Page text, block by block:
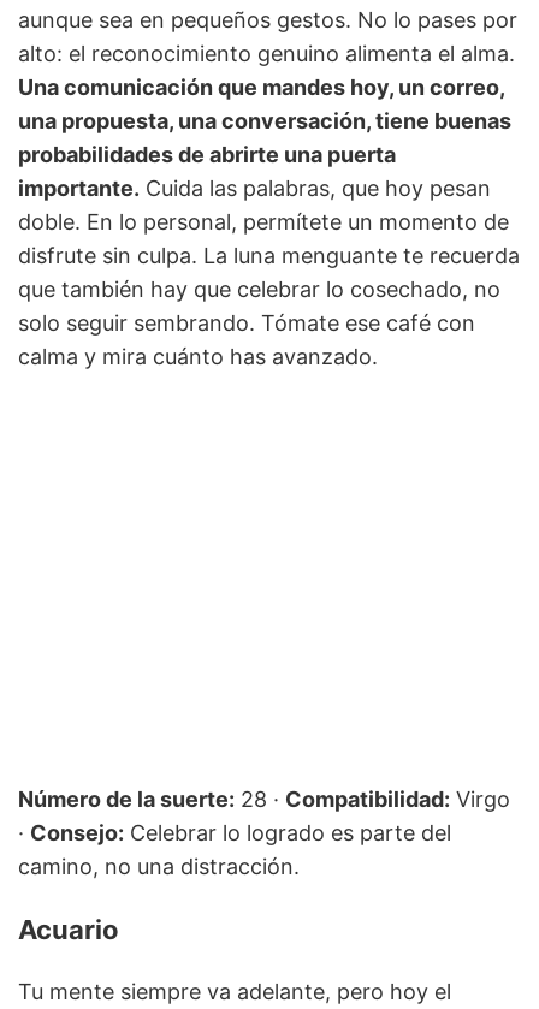
aunque sea en pequeños gestos. No lo pases por
alto: el reconocimiento genuino alimenta el alma.
Una comunicación que mandes hoy, un correo,
una propuesta, una conversación, tiene buenas
probabilidades de abrirte una puerta
importante. Cuida las palabras, que hoy pesan
doble. En lo personal, permítete un momento de
disfrute sin culpa. La luna menguante te recuerda
que también hay que celebrar lo cosechado, no
solo seguir sembrando. Tómate ese café con
calma y mira cuánto has avanzado.
Número de la suerte: 28 · Compatibilidad: Virgo
· Consejo: Celebrar lo logrado es parte del
camino, no una distracción.
Acuario
Tu mente siempre va adelante, pero hoy el